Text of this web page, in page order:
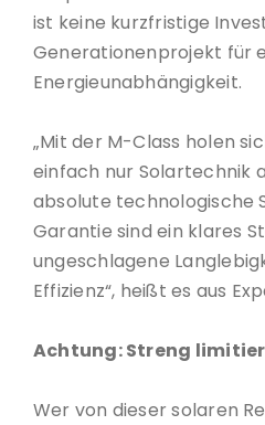
ist keine kurzfristige
Generationenprojekt für
Energieunabhängigkeit.
„Mit der M-Class holen
einfach nur Solartechnik
absolute technologische
Garantie sind ein klares
ungeschlagene
Effizienz“, heißt es aus
Achtung: Streng
Wer von dieser solaren